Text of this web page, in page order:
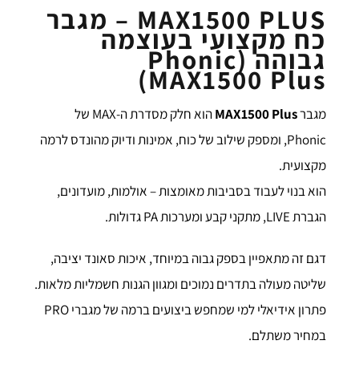
MAX1500 PLUS – מגבר
כח מקצועי בעוצמה
גבוהה (Phonic
MAX1500 Plus)
מגברMAX1500 Plus
הוא חלק מסדרת ה-MAX של
Phonic, ומספק שילוב של כוח, אמינות ודיוק מהונדס לרמה
מקצועית.
הוא בנוי לעבוד בסביבות מאומצות – אולמות, מועדונים,
הגברת LIVE, מתקני קבע ומערכות PA גדולות.
דגם זה מתאפיין בספק גבוה במיוחד, איכות סאונד יציבה,
שליטה מעולה בתדרים נמוכים ומגוון הגנות חשמליות מלאות.
פתרון אידיאלי למי שמחפש ביצועים ברמה של מגברי PRO
במחיר משתלם.